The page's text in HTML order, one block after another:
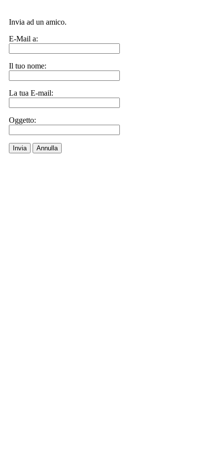
Invia ad un amico.
E-Mail a:
Il tuo nome:
La tua E-mail:
Oggetto:
Invia Annulla